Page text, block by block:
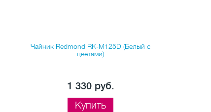
Чайник Redmond RK-M125D (Белый с
цветами)
1 330 руб.
Купить